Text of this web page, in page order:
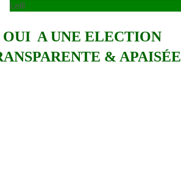
Lelll
OUI A UNE ELECTION
& APAISÉE